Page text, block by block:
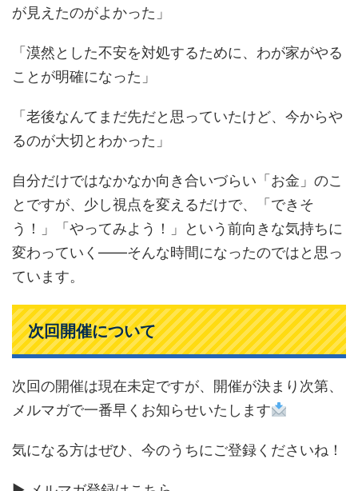
が見えたのがよかった」
「漠然とした不安を対処するために、わが家がやる
ことが明確になった」
「老後なんてまだ先だと思っていたけど、今からや
るのが大切とわかった」
自分だけではなかなか向き合いづらい「お金」のこ
とですが、少し視点を変えるだけで、「できそ
う！」「やってみよう！」という前向きな気持ちに
変わっていく――そんな時間になったのではと思っ
ています。
次回開催について
次回の開催は現在未定ですが、開催が決まり次第、
メルマガで一番早くお知らせいたします
気になる方はぜひ、今のうちにご登録くださいね！